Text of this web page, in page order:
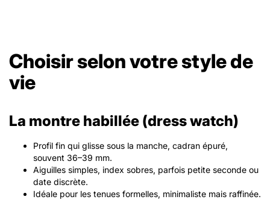
Choisir selon votre style de
vie
La montre habillée (dress watch)
Profil fin qui glisse sous la manche, cadran épuré,
souvent 36–39 mm.
Aiguilles simples, index sobres, parfois petite seconde ou
date discrète.
Idéale pour les tenues formelles, minimaliste mais raffinée.